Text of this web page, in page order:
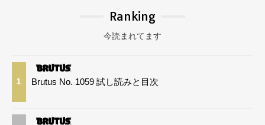
Ranking
今読まれてます
1 Brutus No. 1059 試し読みと目次